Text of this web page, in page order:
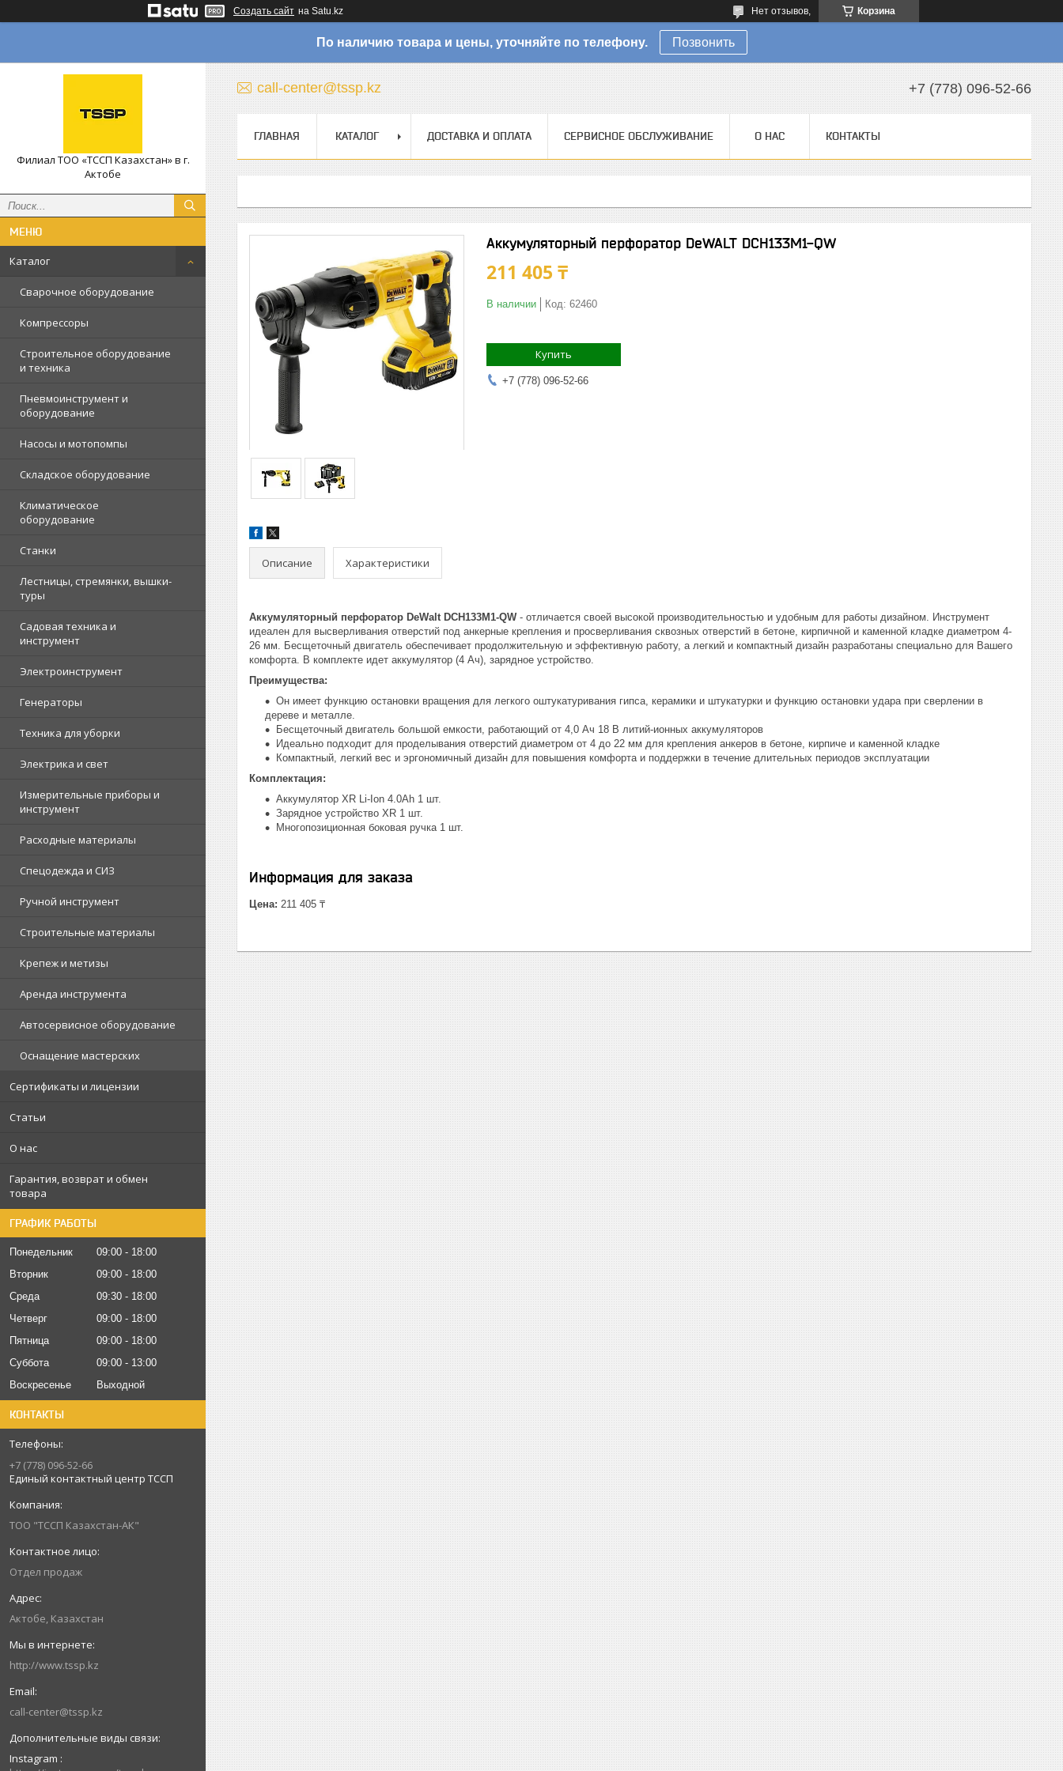
Создать сайт на Satu.kz Корзина
Нет отзывов,
По наличию товара и цены, уточняйте по телефону. Позвонить
Филиал ТОО «ТССП Казахстан» в г.
Актобе
Каталог
Сварочное оборудование
Компрессоры
Строительное оборудование
и техника
Пневмоинструмент и
оборудование
Насосы и мотопомпы
Складское оборудование
Климатическое
оборудование
Станки
Лестницы, стремянки, вышки-
туры
Садовая техника и
инструмент
Электроинструмент
Генераторы
Техника для уборки
Электрика и свет
Измерительные приборы и
инструмент
Расходные материалы
Спецодежда и СИЗ
Ручной инструмент
Строительные материалы
Крепеж и метизы
Аренда инструмента
Автосервисное оборудование
Оснащение мастерских
Сертификаты и лицензии
Статьи
О нас
Гарантия, возврат и обмен
товара
ГРАФИК РАБОТЫ
Понедельник 09:00
18:00
Вторник
09:00
18:00
Среда
09:30
18:00
Четверг
09:00
18:00
Пятница
09:00
18:00
Суббота
09:00
13:00
Воскресенье
Выходной
КОНТАКТЫ
+7 (778) 096-52-66
Единый контактный центр ТССП
ТОО "ТССП Казахстан-АК"
Отдел продаж
Актобе, Казахстан
http://www.tssp.kz
call-center@tssp.kz
Instagram
call-center@tssp.kz +7 (778) 096-52-66
ГЛАВНАЯ КАТАЛОГ ДОСТАВКА И ОПЛАТА СЕРВИСНОЕ ОБСЛУЖИВАНИЕ О НАС КОНТАКТЫ
Аккумуляторный перфоратор DeWALT DCH133M1-QW
211 405 ₸
В наличии Код: 62460
Купить
+7 (778) 096-52-66
Описание Характеристики
Аккумуляторный перфоратор DeWalt DCH133M1-QW- отличается своей высокой производительностью и удобным для работы дизайном. Инструмент
идеален для высверливания отверстий под анкерные крепления и просверливания сквозных отверстий в бетоне, кирпичной и каменной кладке диаметром 4-
26 мм. Бесщеточный двигатель обеспечивает продолжительную и эффективную работу, а легкий и компактный дизайн разработаны специально для Вашего
комфорта. В комплекте идет аккумулятор (4 Ач), зарядное устройство.
Преимущества:
Он имеет функцию остановки вращения для легкого оштукатуривания гипса, керамики и штукатурки и функцию остановки удара при сверлении в
дереве и металле.
Бесщеточный двигатель большой емкости, работающий от 4,0 Ач 18 В литий-ионных аккумуляторов
Идеально подходит для проделывания отверстий диаметром от 4 до 22 мм для крепления анкеров в бетоне, кирпиче и каменной кладке
Компактный, легкий вес и эргономичный дизайн для повышения комфорта и поддержки в течение длительных периодов эксплуатации
Комплектация:
Аккумулятор XR Li-Ion 4.0Ah 1 шт.
Зарядное устройство XR 1 шт.
Многопозиционная боковая ручка 1 шт.
Информация для заказа
Цена: 211 405 ₸